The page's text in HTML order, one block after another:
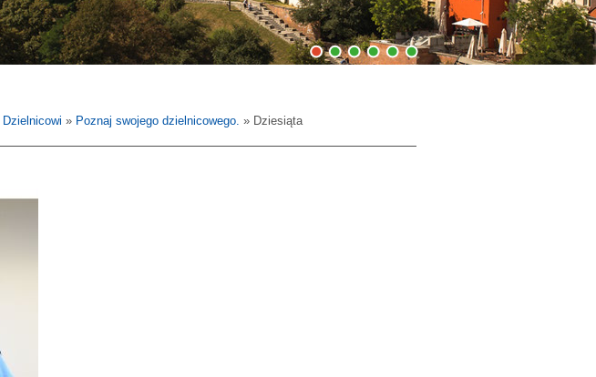
1 2 3 4 5 6
Dzielnicowi » Poznaj swojego dzielnicowego. » Dziesiąta